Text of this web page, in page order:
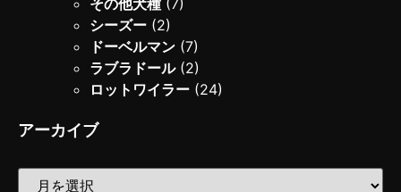
その他犬種 (7)
シーズー (2)
ドーベルマン (7)
ラブラドール(2)
ロットワイラー (24)
アーカイブ